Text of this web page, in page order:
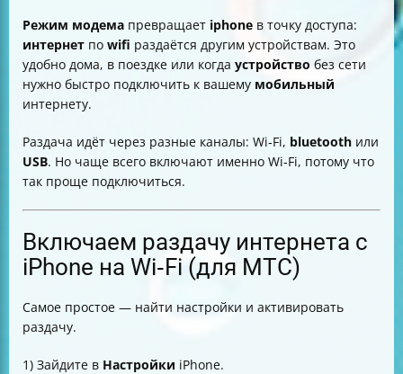
Режим модема превращает iphone в точку доступа:
интернет по wifi раздаётся другим устройствам. Это
удобно дома, в поездке или когда устройство без сети
нужно быстро подключить к вашему мобильный
интернету.
Раздача идёт через разные каналы: Wi‑Fi, bluetooth или
USB. Но чаще всего включают именно Wi‑Fi, потому что
так проще подключиться.
Включаем раздачу интернета с
iPhone на Wi‑Fi (для МТС)
Самое простое — найти настройки и активировать
раздачу.
1) Зайдите в Настройки iPhone.